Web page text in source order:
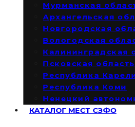
Мурманская
Архангельская
Новгородская
Вологодская
Калининградская
Псковская область
Республика
Республика Коми
Ненецкий
КАТАЛОГ МЕСТ СЗФО